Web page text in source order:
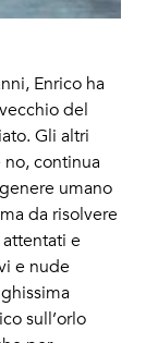
Enrico ha
del
Gli altri
continua
umano
da risolvere
e
e nude
sull’orlo